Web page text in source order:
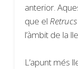
anterior.
que el Retrucs
l’àmbit de la
L’apunt més